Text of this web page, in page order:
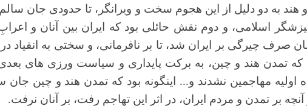
هند به دو دلیل از این هجوم سخت و ویرانگر، تا حدودی جان سالم
اسلامی، و دوم نقش حائلی بود که ایران بین آنان و
صرف چیرگی بر ایران شد، تا بر نافرمانی، و سختی به انقیاد
که تمدن هند و چین، به برکت پایداری و سیاست ورزی های بعدی
اولیه مهاجمین نشدند و... اینگونه بود که تمدن هند و چین جان
آنچه بر تمدن و مردم ایران، در اثر این تهاجم رفت، بر آنان نرفت.